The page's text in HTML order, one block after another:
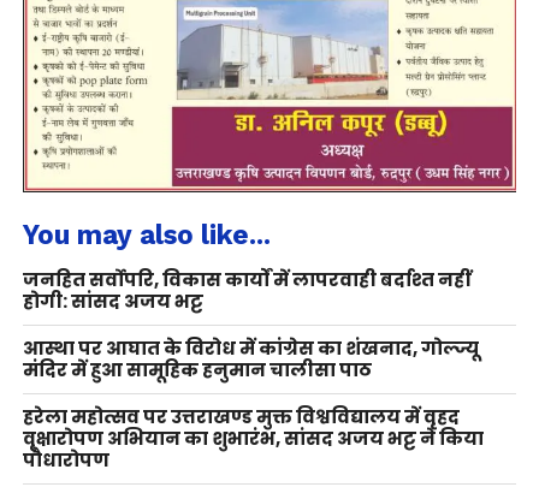
You may also like...
जनहित सर्वोपरि, विकास कार्यों में लापरवाही बर्दाश्त नहीं
होगी: सांसद अजय भट्ट
आस्था पर आघात के विरोध में कांग्रेस का शंखनाद, गोल्ज्यू
मंदिर में हुआ सामूहिक हनुमान चालीसा पाठ
हरेला महोत्सव पर उत्तराखण्ड मुक्त विश्वविद्यालय में वृहद
वृक्षारोपण अभियान का शुभारंभ, सांसद अजय भट्ट ने किया
पौधारोपण